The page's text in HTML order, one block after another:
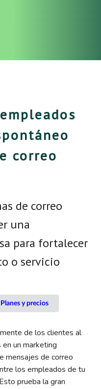
correo
de correo
una
para fortalecer
o servicio
Planes y precios
de los clientes al
un marketing
mensajes de correo
los empleados de tu
prueba la gran